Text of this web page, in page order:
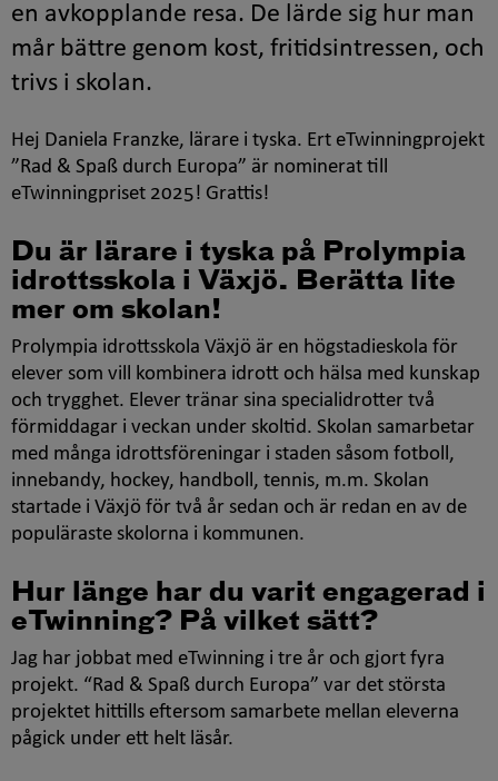
en avkopplande resa. De lärde sig hur man
mår bättre genom kost, fritidsintressen, och
trivs i skolan.
Hej Daniela Franzke, lärare i tyska. Ert eTwinningprojekt
”Rad & Spaß durch Europa” är nominerat till
eTwinningpriset 2025! Grattis!
Du är lärare i tyska på Prolympia
idrottsskola i Växjö. Berätta lite
mer om skolan!
Prolympia idrottsskola Växjö är en högstadieskola för
elever som vill kombinera idrott och hälsa med kunskap
och trygghet. Elever tränar sina specialidrotter två
förmiddagar i veckan under skoltid. Skolan samarbetar
med många idrottsföreningar i staden såsom fotboll,
innebandy, hockey, handboll, tennis, m.m. Skolan
startade i Växjö för två år sedan och är redan en av de
populäraste skolorna i kommunen.
Hur länge har du varit engagerad i
eTwinning? På vilket sätt?
Jag har jobbat med eTwinning i tre år och gjort fyra
projekt. “Rad & Spaß durch Europa” var det största
projektet hittills eftersom samarbete mellan eleverna
pågick under ett helt läsår.